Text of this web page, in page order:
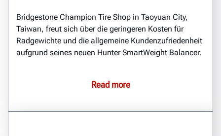
Bridgestone Champion Tire Shop in Taoyuan City,
Taiwan, freut sich über die geringeren Kosten für
Radgewichte und die allgemeine Kundenzufriedenheit
aufgrund seines neuen Hunter SmartWeight Balancer.
Read more